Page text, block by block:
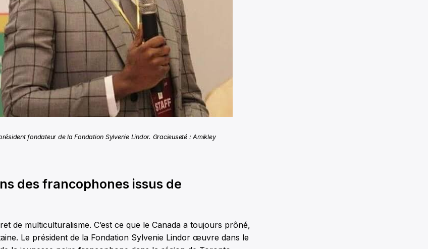
fondateur de la Fondation Sylvenie Lindor. Gracieuseté : Amikley
des francophones issus de
de multiculturalisme. C’est ce que le Canada a toujours prôné,
Le président de la Fondation Sylvenie Lindor œuvre dans le